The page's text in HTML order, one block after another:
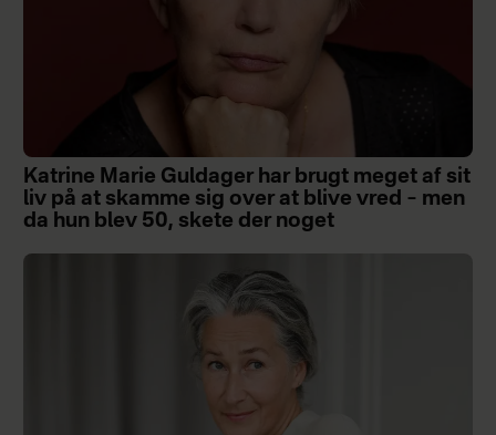
Katrine Marie Guldager har brugt meget af sit
liv på at skamme sig over at blive vred – men
da hun blev 50, skete der noget